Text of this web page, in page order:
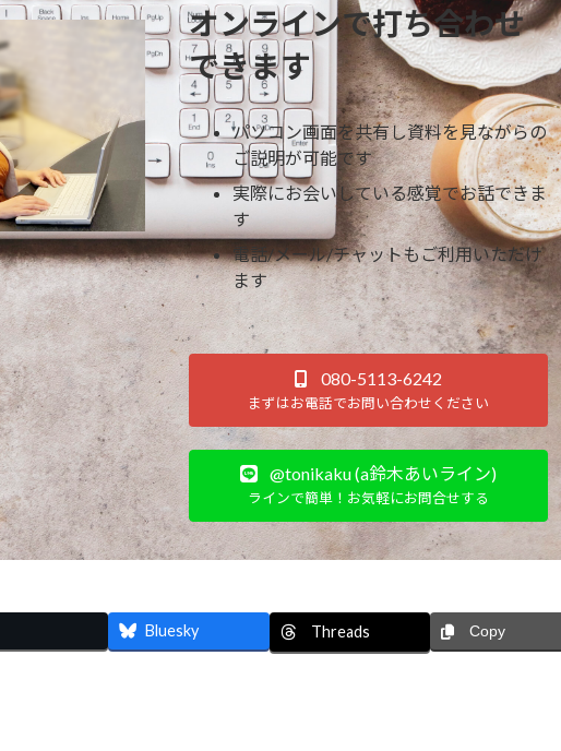
オンラインで打ち合わせ
できます
パソコン画面を共有し資料を見ながらの
ご説明が可能です
実際にお会いしている感覚でお話できま
す
電話/メール/チャットもご利用いただけ
ます
080-5113-6242
まずはお電話でお問い合わせください
@tonikaku (a鈴木あいライン)
ラインで簡単！お気軽にお問合せする
Bluesky Threads Copy